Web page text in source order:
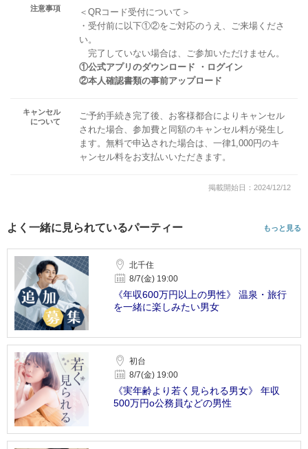
注意事項
＜QRコード受付について＞
・受付前に以下①②をご対応のうえ、ご来場くださ
い。
完了していない場合は、ご参加いただけません。
①公式アプリのダウンロード ・ログイン
②本人確認書類の事前アップロード
キャンセル
について
ご予約手続き完了後、お客様都合によりキャンセル
された場合、参加費と同額のキャンセル料が発生し
ます。無料で申込された場合は、一律1,000円のキ
ャンセル料をお支払いいただきます。
掲載開始日：2024/12/12
よく一緒に見られているパーティー もっと見る
北千住
8/7(金) 19:00
《年収600万円以上の男性》 温泉・旅行
を一緒に楽しみたい男女
初台
8/7(金) 19:00
《実年齢より若く見られる男女》 年収
500万円o公務員などの男性